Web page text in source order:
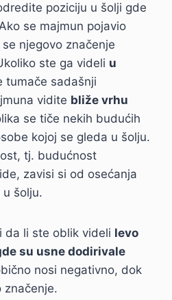
poziciju u šolji gde
se majmun pojavio
njegovo značenje
ste ga videli u
tumače sadašnji
vidite bliže vrhu
se tiče nekih budućih
kojoj se gleda u šolju.
tj. budućnost
zavisi si od osećanja
šolju.
da li ste oblik videli levo
su usne dodirivale
nosi negativno, dok
značenje.